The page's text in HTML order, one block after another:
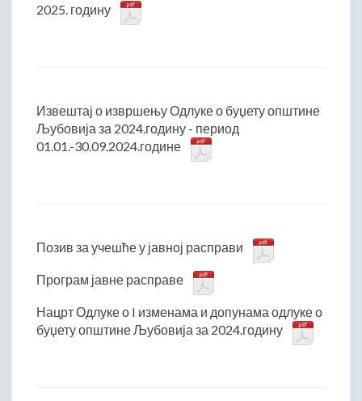
2025. годину
Извештај о извршењу Одлуке о буџету општине
Љубовија за 2024.годину - период
01.01.-30.09.2024.године
Позив за учешће у јавној расправи
Програм јавне расправе
Нацрт Одлуке о I изменама и допунама одлуке о
буџету општине Љубовија за 2024.годину